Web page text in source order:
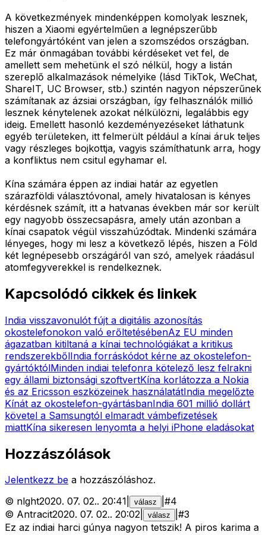
A következmények mindenképpen komolyak lesznek,
hiszen a Xiaomi egyértelműen a legnépszerűbb
telefongyártóként van jelen a szomszédos országban.
Ez már önmagában további kérdéseket vet fel, de
amellett sem mehetünk el szó nélkül, hogy a listán
szereplő alkalmazások némelyike (lásd TikTok, WeChat,
ShareIT, UC Browser, stb.) szintén nagyon népszerűnek
számítanak az ázsiai országban, így felhasználók millió
lesznek kénytelenek azokat nélkülözni, legalábbis egy
ideig. Emellett hasonló kezdeményezéseket láthatunk
egyéb területeken, itt felmerült például a kínai áruk teljes
vagy részleges bojkottja, vagyis számíthatunk arra, hogy
a konfliktus nem csitul egyhamar el.
Kína számára éppen az indiai határ az egyetlen
szárazföldi választóvonal, amely hivatalosan is kényes
kérdésnek számít, itt a hatvanas években már sor került
egy nagyobb összecsapásra, amely után azonban a
kínai csapatok végül visszahúzódtak. Mindenki számára
lényeges, hogy mi lesz a következő lépés, hiszen a Föld
két legnépesebb országáról van szó, amelyek ráadásul
atomfegyverekkel is rendelkeznek.
Kapcsolódó cikkek és linkek
India visszavonulót fújt a digitális azonosítás
okostelefonokon való erőltetésébenAz EU minden
ágazatban kitiltaná a kínai technológiákat a kritikus
rendszerekbőlIndia forráskódot kérne az okostelefon-
gyártóktólMinden indiai telefonra kötelező lesz felrakni
egy állami biztonsági szoftvertKína korlátozza a Nokia
és az Ericsson eszközeinek használatátIndia megelőzte
Kínát az okostelefon-gyártásbanIndia 601 millió dollárt
követel a Samsungtól elmaradt vámbefizetések
miattKína sikeresen lenyomta a helyi iPhone eladásokat
Hozzászólások
Jelentkezz be a hozzászóláshoz.
© nlght2020. 07. 02.. 20:41 válasz #4
© Antracit2020. 07. 02.. 20:02 válasz #3
Ez az indiai harci gúnya nagyon tetszik! A piros karima a